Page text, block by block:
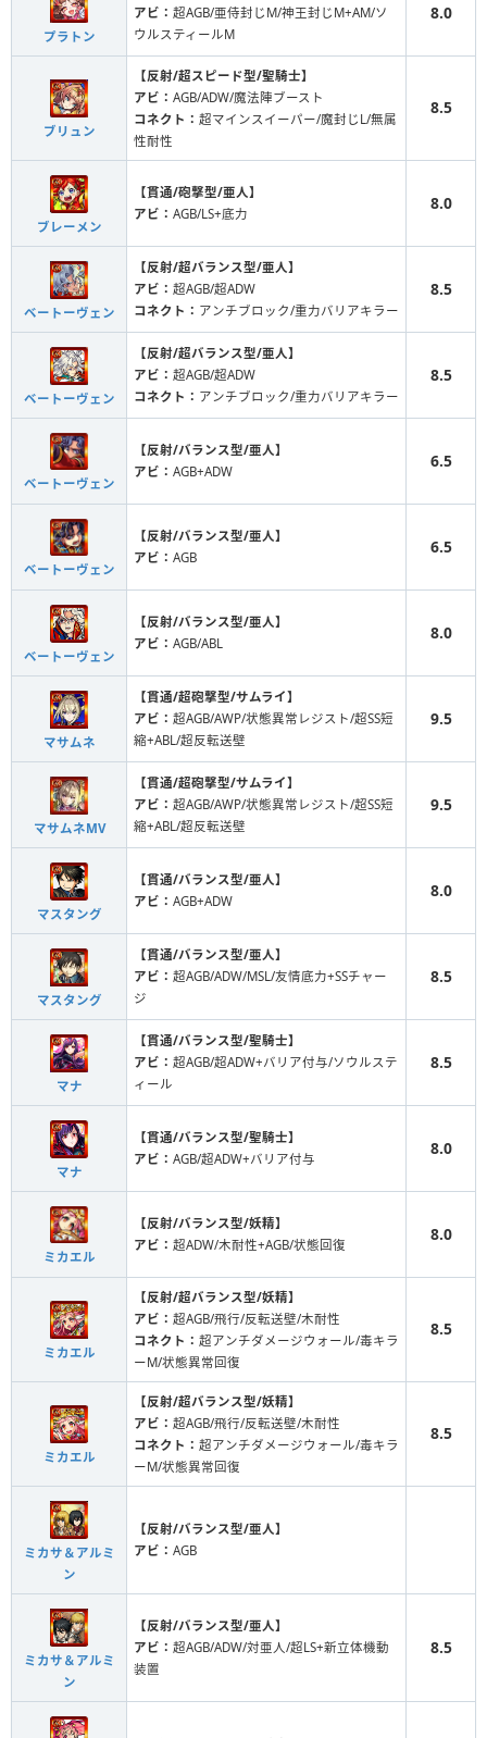
プラトン
アビ： 超AGB/亜侍封じM/神王封じM+AM/ソ
ウルスティールM
8.0
ブリュン
【反射/超スピード型/聖騎士】
アビ： AGB/ADW/魔法陣ブースト
コネクト： 超マインスイーパー/魔封じL/無属
性耐性
8.5
ブレーメン
【貫通/砲撃型/亜人】
アビ： AGB/LS+底力
8.0
ベートーヴェン
【反射/超バランス型/亜人】
アビ： 超AGB/超ADW
コネクト： アンチブロック/重力バリアキラー
8.5
ベートーヴェン
【反射/超バランス型/亜人】
アビ： 超AGB/超ADW
コネクト： アンチブロック/重力バリアキラー
8.5
ベートーヴェン
【反射/バランス型/亜人】
アビ： AGB+ADW
6.5
ベートーヴェン
【反射/バランス型/亜人】
アビ： AGB
6.5
ベートーヴェン
【反射/バランス型/亜人】
アビ： AGB/ABL
8.0
マサムネ
【貫通/超砲撃型/サムライ】
アビ： 超AGB/AWP/状態異常レジスト/超SS短
縮+ABL/超反転送壁
9.5
マサムネMV
【貫通/超砲撃型/サムライ】
アビ： 超AGB/AWP/状態異常レジスト/超SS短
縮+ABL/超反転送壁
9.5
マスタング
【貫通/バランス型/亜人】
アビ： AGB+ADW
8.0
マスタング
【貫通/バランス型/亜人】
アビ： 超AGB/ADW/MSL/友情底力+SSチャー
ジ
8.5
マナ
【貫通/バランス型/聖騎士】
アビ： 超AGB/超ADW+バリア付与/ソウルステ
ィール
8.5
マナ
【貫通/バランス型/聖騎士】
アビ： AGB/超ADW+バリア付与
8.0
ミカエル
【反射/バランス型/妖精】
アビ： 超ADW/木耐性+AGB/状態回復
8.0
ミカエル
【反射/超バランス型/妖精】
アビ： 超AGB/飛行/反転送壁/木耐性
コネクト： 超アンチダメージウォール/毒キラ
ーM/状態異常回復
8.5
ミカエル
【反射/超バランス型/妖精】
アビ： 超AGB/飛行/反転送壁/木耐性
コネクト： 超アンチダメージウォール/毒キラ
ーM/状態異常回復
8.5
ミカサ＆アルミ
ン
【反射/バランス型/亜人】
アビ： AGB
ミカサ＆アルミ
ン
【反射/バランス型/亜人】
アビ： 超AGB/ADW/対亜人/超LS+新立体機動
装置
8.5